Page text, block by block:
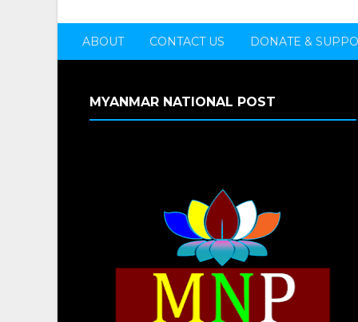
ABOUT CONTACT US DONATE &
MYANMAR NATIONAL POST